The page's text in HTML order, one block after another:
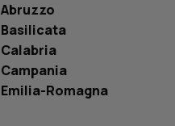
Abruzzo
Basilicata
Calabria
Campania
Emilia-Romagna